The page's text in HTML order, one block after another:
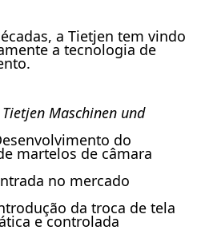
a Tietjen tem vindo
a tecnologia de
Maschinen und
do
martelos de câmara
no mercado
da troca de tela
e controlada